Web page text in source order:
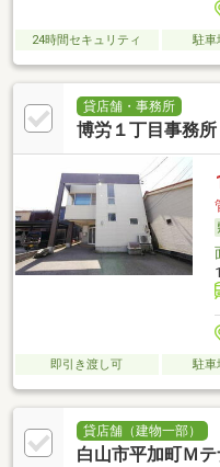
24時間セキュリティ 駐車
貸店舗・事務所
博労１丁目事務所
即引き渡し可 駐車
貸店舗（建物一部）
白山市平加町Ｍテ